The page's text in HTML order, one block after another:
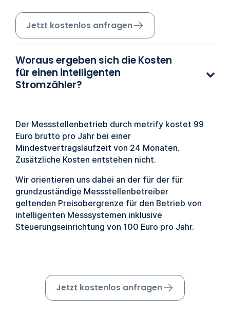
Jetzt kostenlos anfragen
Woraus ergeben sich die Kosten
für einen intelligenten
Stromzähler?
Der Messstellenbetrieb durch metrify kostet 99
Euro brutto pro Jahr bei einer
Mindestvertragslaufzeit von 24 Monaten.
Zusätzliche Kosten entstehen nicht.
Wir orientieren uns dabei an der für der für
grundzuständige Messstellenbetreiber
geltenden Preisobergrenze für den Betrieb von
intelligenten Messsystemen inklusive
Steuerungseinrichtung von 100 Euro pro Jahr.
Jetzt kostenlos anfragen